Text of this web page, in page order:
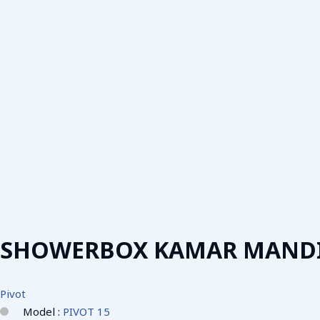
SHOWERBOX KAMAR
Pivot
Model : PIVOT 15